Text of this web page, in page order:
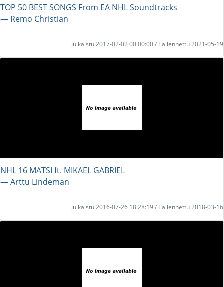
TOP 50 BEST SONGS From EA NHL Soundtracks
― Remo Christian
Julkaistu 2017-02-02 00:00:00 / Tallennettu 2021-05-19
NHL 16 MATSI ft. MIKAEL GABRIEL
― Arttu Lindeman
Julkaistu 2016-07-26 18:28:19 / Tallennettu 2018-03-16